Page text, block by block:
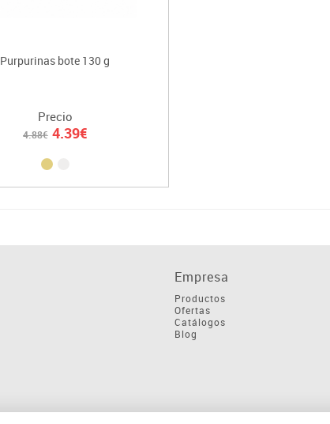
Purpurinas bote 130 g
Precio
4.88€ 4.39€
Empresa
Productos
Ofertas
Catálogos
Blog